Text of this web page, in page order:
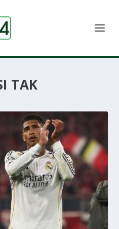
TAK